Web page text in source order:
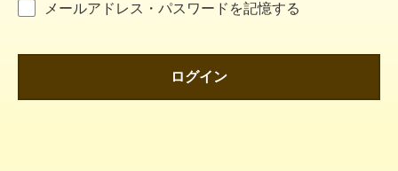
メールアドレス・パスワードを記憶する
ログイン